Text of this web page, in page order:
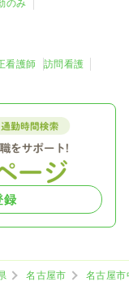
のみ
看護師
訪問看護
録
名古屋市
名古屋市